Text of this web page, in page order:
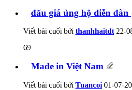
đấu giá ủng hộ diễn đàn
Viết bài cuối bởi thanhhaitdt 22-
69
Made in Việt Nam
Viết bài cuối bởi Tuancoi 01-07-